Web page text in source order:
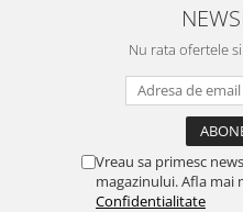
Nu rata ofertele
Vreau sa primesc
magazinului. Afla mai
Confidentialitate